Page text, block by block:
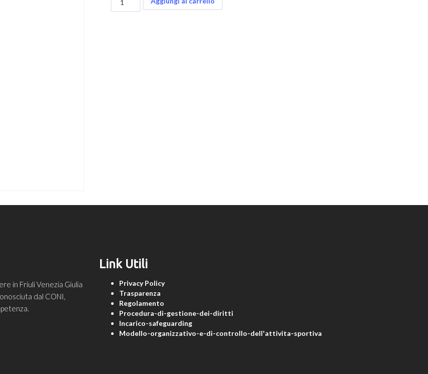
"Take
in Friuli Venezia Giulia
dal CONI,
Link Utili
Privacy Policy
Trasparenza
Regolamento
Procedura-di-gestione-dei-diritti
Incarico-safeguarding
Modello-organizzativo-e-di-controllo-dell'attivita-sportiva